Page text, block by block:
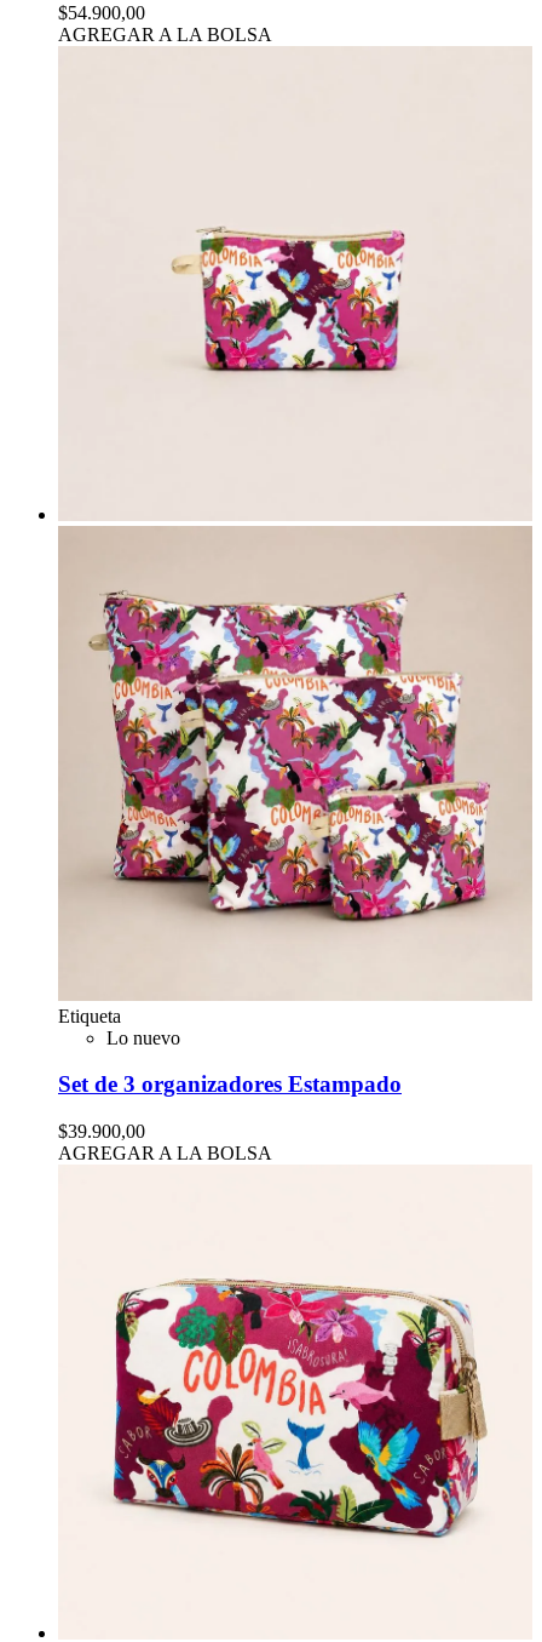
$54.900,00
AGREGAR A LA BOLSA
Etiqueta
Lo nuevo
Set de 3 organizadores Estampado
$39.900,00
AGREGAR A LA BOLSA